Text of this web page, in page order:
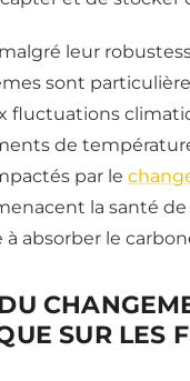
leur
sont
fluctuations
de
par le
la santé
à absorber le
SUR LES